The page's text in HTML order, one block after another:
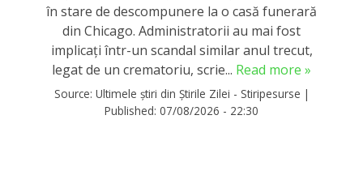
în stare de descompunere la o casă funerară
din Chicago. Administratorii au mai fost
implicați într-un scandal similar anul trecut,
legat de un crematoriu, scrie... Read more »
Source: Ultimele știri din Știrile Zilei - Stiripesurse |
Published: 07/08/2026 - 22:30